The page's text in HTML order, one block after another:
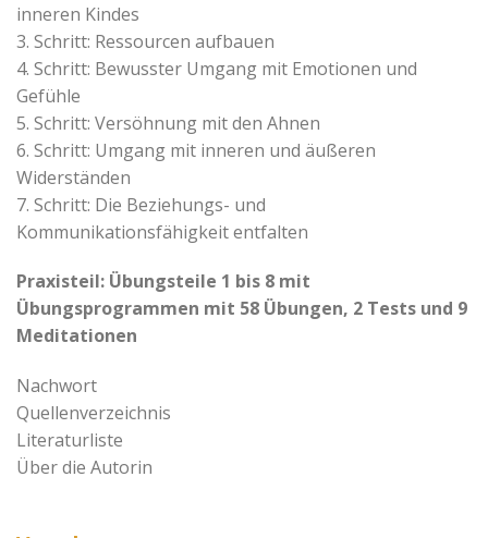
inneren Kindes
3. Schritt: Ressourcen aufbauen
4. Schritt: Bewusster Umgang mit Emotionen und
Gefühle
5. Schritt: Versöhnung mit den Ahnen
6. Schritt: Umgang mit inneren und äußeren
Widerständen
7. Schritt: Die Beziehungs- und
Kommunikationsfähigkeit entfalten
Praxisteil: Übungsteile 1 bis 8 mit
Übungsprogrammen mit 58 Übungen, 2 Tests und 9
Meditationen
Nachwort
Quellenverzeichnis
Literaturliste
Über die Autorin